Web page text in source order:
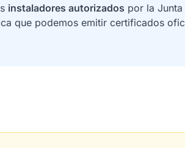
instaladores autorizados por la
que podemos emitir certificados